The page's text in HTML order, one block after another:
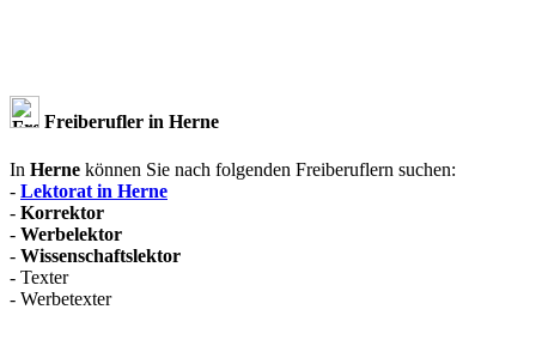
Freiberufler in Herne
In Herne können Sie nach folgenden Freiberuflern suchen:
- Lektorat in Herne
- Korrektor
- Werbelektor
- Wissenschaftslektor
- Texter
- Werbetexter